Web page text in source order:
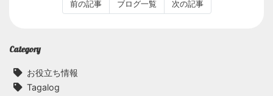
前の記事 ブログ一覧 次の記事
Category
お役立ち情報
Tagalog